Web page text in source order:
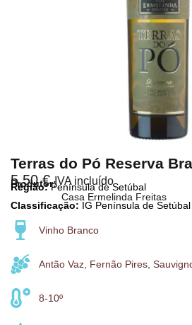
Terras do Pó Reserva
5,50€ IVA incluído
Casa Ermelinda Freitas
Produtor:
Região:Península de Setúbal
Classificação: IG Península de Setúbal
Vinho Branco
Antão Vaz, Fernão Pires,
8-10º